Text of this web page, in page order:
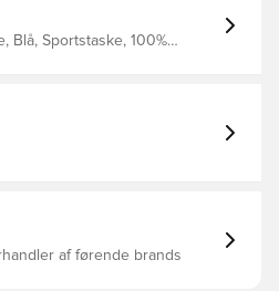
Blå, Sportstaske, 100%
af førende brands